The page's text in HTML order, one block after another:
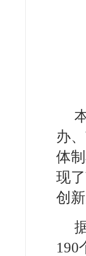
办
体
现
创新
190